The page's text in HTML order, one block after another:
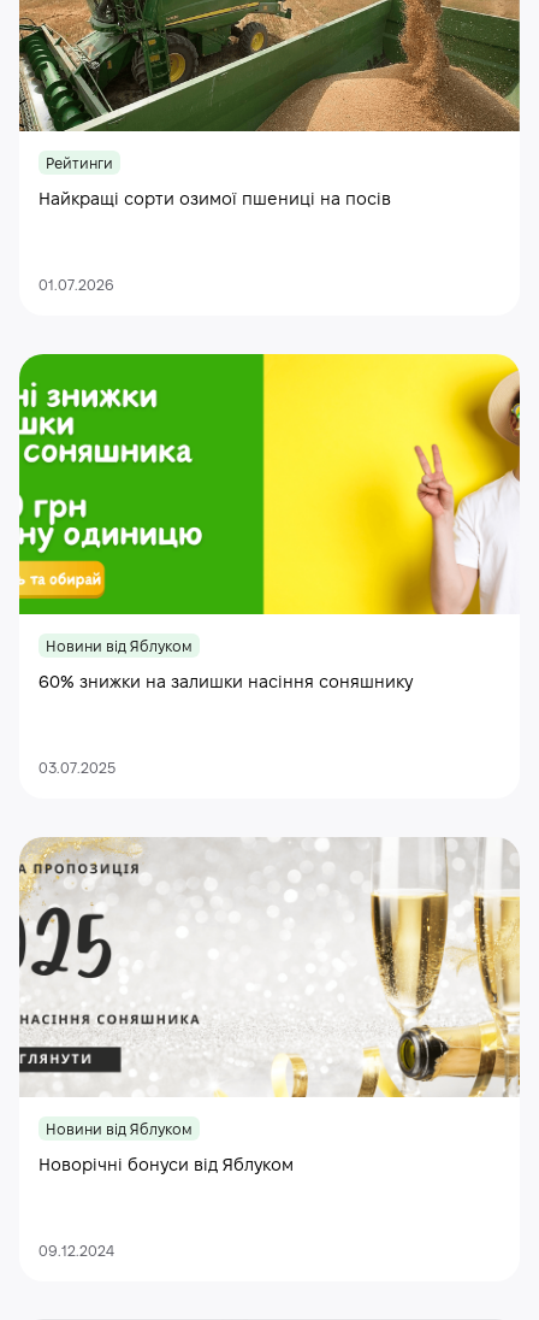
Рейтинги
Найкращі сорти озимої пшениці на посів
01.07.2026
Новини від Яблуком
60% знижки на залишки насіння соняшнику
03.07.2025
Новини від Яблуком
Новорічні бонуси від Яблуком
09.12.2024